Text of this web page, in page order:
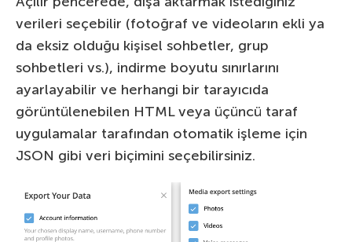
verileri seçebilir (fotoğraf ve videoların ekli ya
da eksiz olduğu kişisel sohbetler, grup
sohbetleri vs.), indirme boyutu sınırlarını
ayarlayabilir ve herhangi bir tarayıcıda
görüntülenebilen HTML veya üçüncü taraf
uygulamalar tarafından otomatik işleme için
JSON gibi veri biçimini seçebilirsiniz.